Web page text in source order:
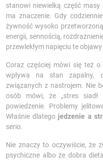
stanowi niewielką część masy
ma znaczenie. Gdy
żywność wysoko
energii, sennością,
przewlekłym napięciu te
Coraz częściej mówi się też
wpływa na stan zapalny,
związanych z nastrojem. Nie
osób mówi, że „stres
powiedzenie. Problemy
Właśnie dlatego jedzenie a
serio.
Nie znaczy to oczywiście, że
psychiczne albo że dobra